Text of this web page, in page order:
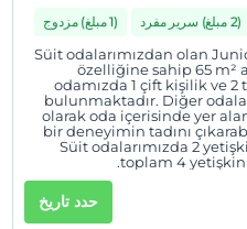
(2 مبلغ) سرير مفرد (1 مبلغ) مزدوج
Süit odalarımızdan olan
özelliğine sahip 65 m²
odamızda 1 çift kişilik ve
bulunmaktadır. Diğer
olarak oda içerisinde yer
bir deneyimin tadını
Süit odalarımızda 2
toplam 4
حدد تاريخ